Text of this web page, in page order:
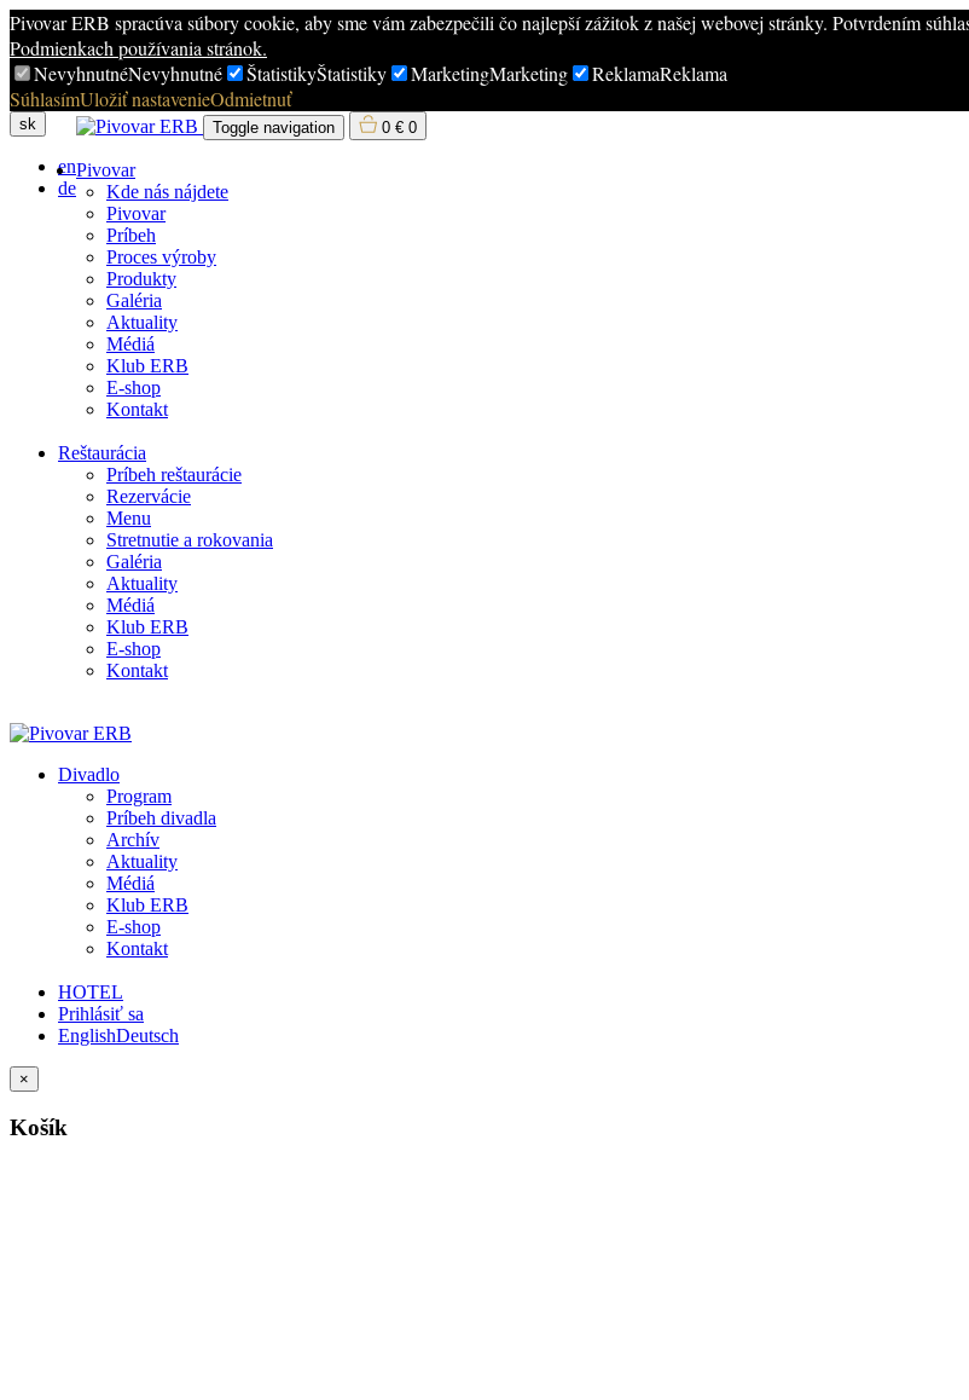
Pivovar ERB spracúva súbory cookie, aby sme vám zabezpečili čo najlepší zážitok z našej webovej stránky. Potvrdením
Podmienkach používania stránok.
NevyhnutnéNevyhnutné ŠtatistikyŠtatistiky MarketingMarketing ReklamaReklama
SúhlasímUložiť nastavenieOdmietnuť
sk
en
de
Toggle navigation 0 € 0
Pivovar
Kde nás nájdete
Pivovar
Príbeh
Proces výroby
Produkty
Galéria
Aktuality
Médiá
Klub ERB
E-shop
Kontakt
Reštaurácia
Príbeh reštaurácie
Rezervácie
Menu
Stretnutie a rokovania
Galéria
Aktuality
Médiá
Klub ERB
E-shop
Kontakt
Divadlo
Program
Príbeh divadla
Archív
Aktuality
Médiá
Klub ERB
E-shop
Kontakt
HOTEL
Prihlásiť sa
EnglishDeutsch
×
Košík